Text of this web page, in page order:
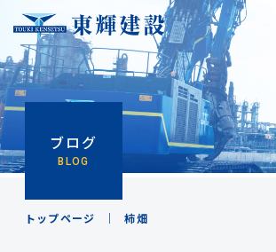
ブログ
BLOG
トップページ 柿畑